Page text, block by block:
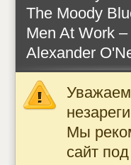
The Moody
Men At Work
Alexander
Мы
сайт